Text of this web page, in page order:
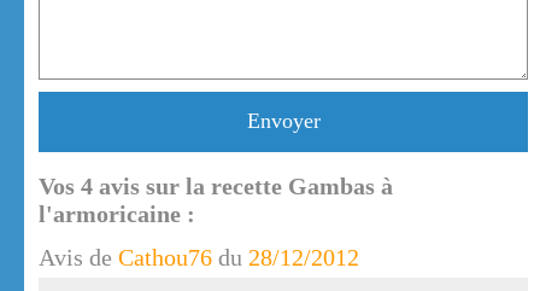
Envoyer
Vos 4 avis sur la recette Gambas à
l'armoricaine :
Avis de Cathou76 du 28/12/2012